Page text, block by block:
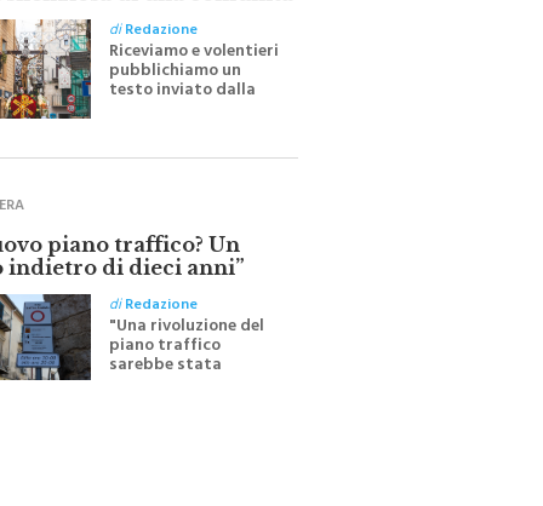
diRedazione
Riceviamo e volentieri
pubblichiamo un
testo inviato dalla
scrittrice monrealese
Festa del Santissimo
piano traffico? Un
indietro di dieci anni”
diRedazione
"Una rivoluzione del
piano traffico
sarebbe stata
efficace se preceduta